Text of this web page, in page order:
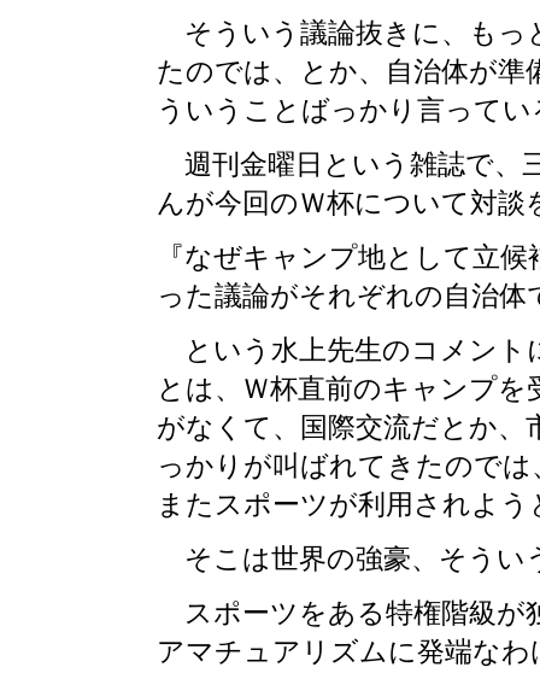
そういう議論抜きに、もっ
たのでは、とか、自治体が
ういうことばっかり言って
週刊金曜日という雑誌で、
んが今回のＷ杯について対談
『なぜキャンプ地として立
った議論がそれぞれの自治
という水上先生のコメント
とは、Ｗ杯直前のキャンプ
がなくて、国際交流だとか
っかりが叫ばれてきたので
またスポーツが利用されよ
そこは世界の強豪、そうい
スポーツをある特権階級が
アマチュアリズムに発端な